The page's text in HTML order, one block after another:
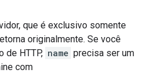
que é exclusivo somente
originalmente. Se você
de HTTP, name precisa ser um
com